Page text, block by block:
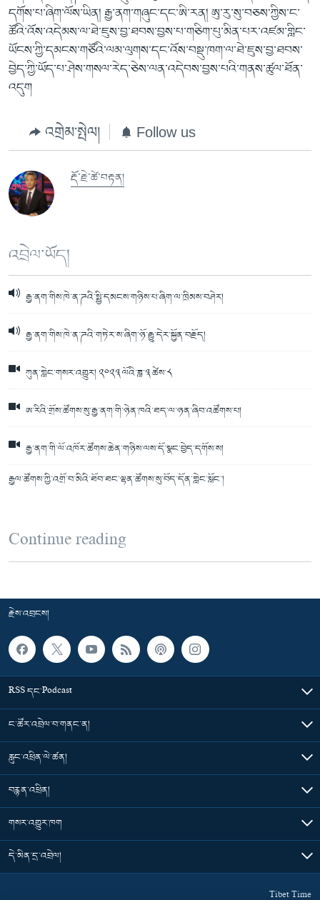
དགོས་པ་ཞིག་ལོས་ཡིན། རྒྱ་ནག་གཞུང་དང་ཨི་རན། ཨུ་རུ་སུ་བཅས་ཀྱིས་ང་
ཚོའི་འོས་འདེམས་ལ་ཐེ་ཇུས་བྱ་ཐབས་བྱས་པ་གཅིག་པུ་མིན་པར་འཛམ་གླིང་
ཡོངས་ཀྱི་དམངས་གཙོའི་ལམ་ལུགས་དང་འོས་བསྡུ་ཁག་ལ་ཐེ་ཇུས་བྱ་ཐབས་
བྱེད་ཀྱི་ཡོད་པ་ཤེས་གསལ་རེད་ཅེས་ལན་འདེབས་བྱས་པའི་གནས་ཚུལ་ཐོན་
འདུག
འགྲེམ་སྤེལ། Follow us
རྡོ་རྗེ་ཚེ་བརྟན།
འབྲེལ་ཡོད།
རྒྱ་ནག་གིས་ཁེ་ན་ཌའི་སྤྱི་དམངས་གཉིས་པ་ཞིག་ལ་ཁྲིམས་བཤེར།
རྒྱ་ནག་གིས་ཁེ་ན་ཌའི་གཏེར་ས་ཞིག་ཉོ་རྒྱུ་དེར་སྐྱོན་བརྗོད།
ཀུན་གླེང་གསར་འགྱུར། ༢༠༢༣ ལོའི་ཟླ་༣ ཚེས་༨
ཨ་རིའི་གྲོས་ཚོགས་སུ་རྒྱ་ནག་གི་ཉེན་ཁའི་ཐད་ལ་ཉན་ཞིབ་འཚོགས་པ།
རྒྱ་ནག་གི་ལོ་འཁོར་ཚོགས་ཆེན་གཉིས་ལས་དོ་སྣང་བྱེད་དགོས་ས།
རྒྱལ་ཚོགས་ཀྱི་འགྲོ་བ་མིའི་ཐོབ་ཐང་ལྷན་ཚོགས་སུ་བོད་དོན་གླེང་སློང་།
Continue reading
རྗེས་འབྲངས།
RSS དང་Podcast
ང་ཚོར་འབྲེལ་བ་གནང་ན།
རླུང་འཕྲིན་ལེ་ཚན།
བརྙན་འཕྲིན།
གསར་འགྱུར་ཁག
དེ་མིན་དྲ་འབྲེལ།
Tibet Time